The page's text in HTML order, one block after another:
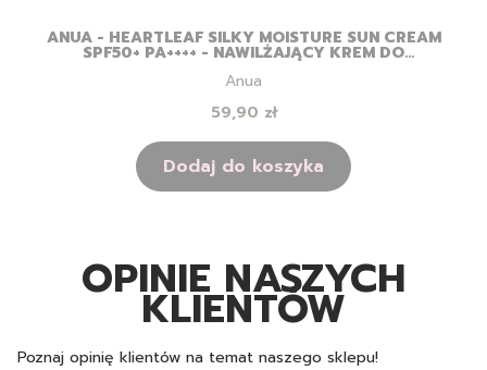
ANUA - HEARTLEAF SILKY MOISTURE SUN CREAM
SPF50+ PA++++ - NAWILŻAJĄCY KREM DO
TWARZY Z FILTREM - 50ML
Producent
Anua
Cena
59,90 zł
Dodaj do koszyka
OPINIE NASZYCH
KLIENTÓW
Poznaj opinię klientów na temat naszego sklepu!